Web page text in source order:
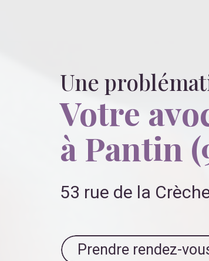
Une
Votre
à Pantin
53 rue de la
Prendre rendez-